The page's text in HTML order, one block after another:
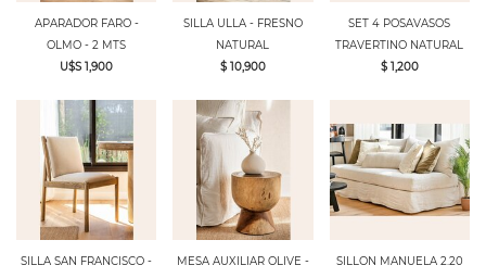
APARADOR FARO -
OLMO - 2 MTS
U$S 1,900
SILLA ULLA - FRESNO
NATURAL
$ 10,900
SET 4 POSAVASOS
TRAVERTINO NATURAL
$ 1,200
SILLA SAN FRANCISCO -
MESA AUXILIAR OLIVE -
SILLON MANUELA 2.20